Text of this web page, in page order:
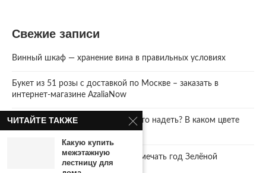
Свежие записи
Винный шкаф — хранение вина в правильных условиях
Букет из 51 розы с доставкой по Москве – заказать в
интернет-магазине AzaliaNow
Год Зеленой Деревянной Змеи. Что надеть? В каком цвете
встречать 2025 Новый год.
2025 год. Где и как правильно отмечать год Зелёной
Деревянной Змеи
ЧИТАЙТЕ ТАКЖЕ
Какую купить
межэтажную
лестницу для